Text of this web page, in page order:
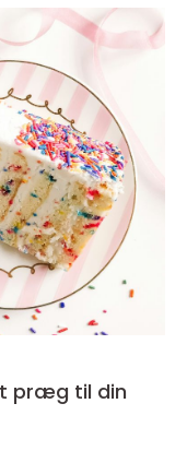
præg til din